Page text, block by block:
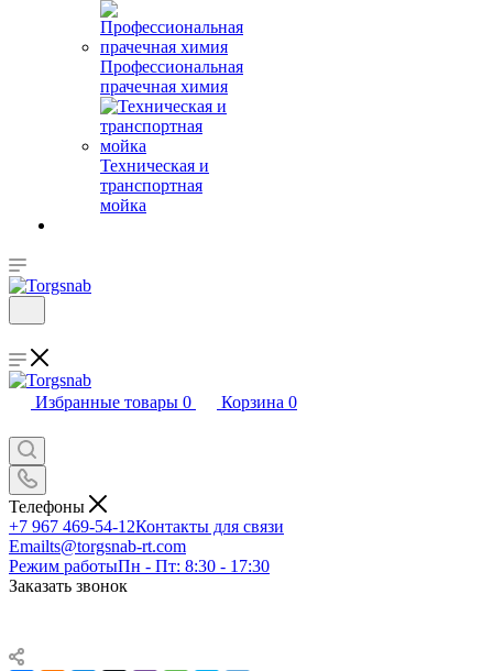
Профессиональная
прачечная химия
Техническая и
транспортная
мойка
Избранные товары 0 Корзина 0
Телефоны
+7 967 469-54-12Контакты для связи
Emailts@torgsnab-rt.com
Режим работыПн - Пт: 8:30 - 17:30
Заказать звонок